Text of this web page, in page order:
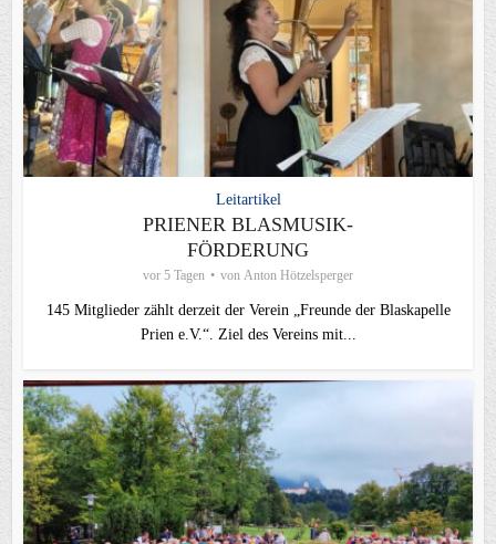
Leitartikel
PRIENER BLASMUSIK-
FÖRDERUNG
vor 5 Tagen von Anton Hötzelsperger
145 Mitglieder zählt derzeit der Verein „Freunde der Blaskapelle
Prien e.V.“. Ziel des Vereins mit...